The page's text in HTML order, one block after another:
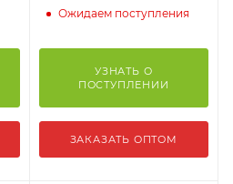
Ожидаем поступления
УЗНАТЬ О
ПОСТУПЛЕНИИ
ЗАКАЗАТЬ ОПТОМ